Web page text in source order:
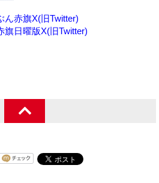
ん赤旗X(旧Twitter)
旗日曜版X(旧Twitter)